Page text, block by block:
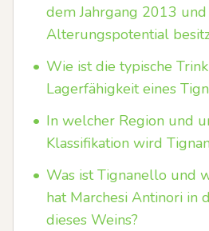
dem Jahrgang 2013
Alterungspotential
• Wie ist die typische
Lagerfähigkeit eines
• In welcher Region und
Klassifikation wird
• Was ist Tignanello und
hat Marchesi Antinori in
dieses Weins?